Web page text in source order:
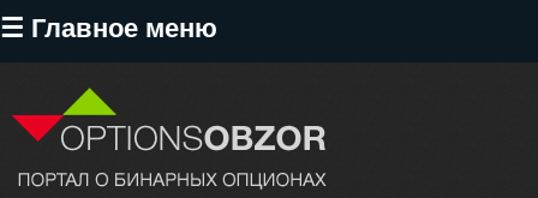
☰ Главное меню
Перейти
содержанию